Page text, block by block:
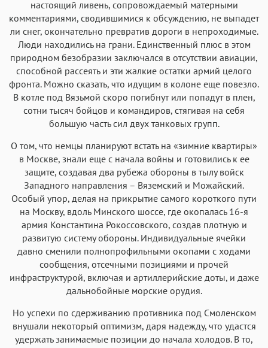
настоящий ливень, сопровождаемый матерными
комментариями, сводившимися к обсуждению, не выпадет
ли снег, окончательно превратив дороги в непроходимые.
Люди находились на грани. Единственный плюс в этом
природном безобразии заключался в отсутствии авиации,
способной рассеять и эти жалкие остатки армий целого
фронта. Можно сказать, что идущим в колоне еще повезло.
В котле под Вязьмой скоро погибнут или попадут в плен,
сотни тысяч бойцов и командиров, стягивая на себя
большую часть сил двух танковых групп.
О том, что немцы планируют встать на «зимние квартиры»
в Москве, знали еще с начала войны и готовились к ее
защите, создавая два рубежа обороны в тылу войск
Западного направления – Вяземский и Можайский.
Особый упор, делая на прикрытие самого короткого пути
на Москву, вдоль Минского шоссе, где окопалась 16-я
армия Константина Рокоссовского, создав плотную и
развитую систему обороны. Индивидуальные ячейки
давно сменили полнопрофильными окопами с ходами
сообщения, отсечными позициями и прочей
инфраструктурой, включая и артиллерийские доты, и даже
дальнобойные морские орудия.
Но успехи по сдерживанию противника под Смоленском
внушали некоторый оптимизм, даря надежду, что удастся
удержать занимаемые позиции до начала холодов. В то,